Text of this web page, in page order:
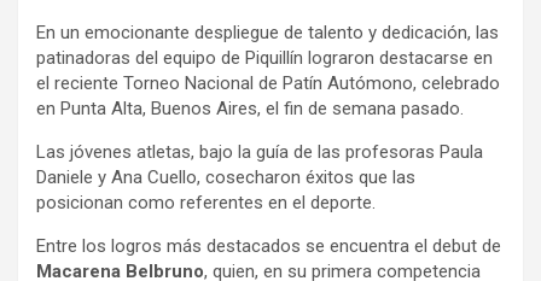
En un emocionante despliegue de talento y dedicación, las
patinadoras del equipo de Piquillín lograron destacarse en
el reciente Torneo Nacional de Patín Autómono, celebrado
en Punta Alta, Buenos Aires, el fin de semana pasado.
Las jóvenes atletas, bajo la guía de las profesoras Paula
Daniele y Ana Cuello, cosecharon éxitos que las
posicionan como referentes en el deporte.
Entre los logros más destacados se encuentra el debut de
Macarena Belbruno, quien, en su primera competencia